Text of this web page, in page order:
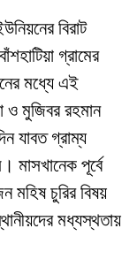
বিরাট
গ্রামের
মধ্যে এই
ও মুজিবর রহমান
যাবত গ্রাম্য
মাসখানেক পূর্বে
মহিষ চুরির বিষয়
মধ্যস্থতায়